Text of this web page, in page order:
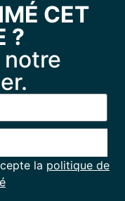
CET
?
notre
la politique de